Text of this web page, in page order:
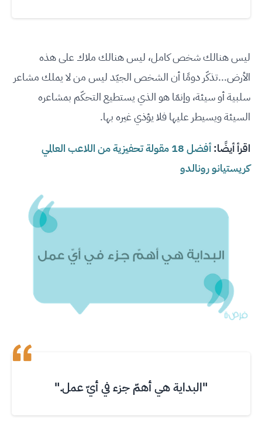
ليس هنالك شخص كامل، ليس هنالك ملاك على هذه
الأرض...تذكّر دومًا أن الشخص الجيّد ليس من لا يملك مشاعر
سلبية أو سيئة، وإنمّا هو الذي يستطيع التحكّم بمشاعره
السيئة ويسيطر عليها فلا يؤذي غيره بها.
اقرأ أيضًا:
أفضل 18 مقولة تحفيزية من اللاعب العالمي
كريستيانو رونالدو
"البداية هي أهمّ جزء في أيّ عمل."